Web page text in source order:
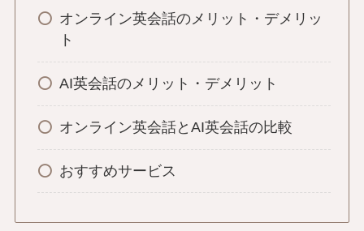
オンライン英会話のメリット・デメリッ
ト
AI英会話のメリット・デメリット
オンライン英会話とAI英会話の比較
おすすめサービス